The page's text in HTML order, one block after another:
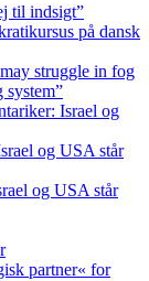
til indsigt”
på dansk
struggle in fog
system”
Israel og
og USA står
og USA står
partner« for